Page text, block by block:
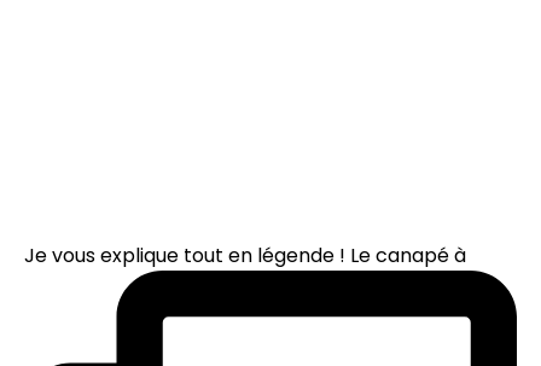
Je vous explique tout en légende ! Le canapé à